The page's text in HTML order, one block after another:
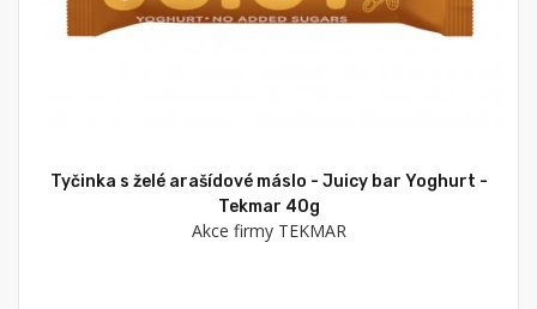
Tyčinka s želé arašídové máslo - Juicy bar Yoghurt -
Tekmar 40g
Akce firmy TEKMAR